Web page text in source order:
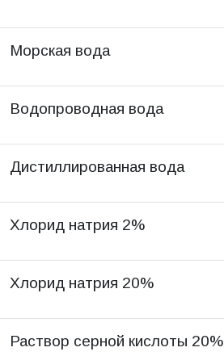
Морская вода
Водопроводная вода
Дистиллированная вода
Хлорид натрия 2%
Хлорид натрия 20%
Раствор серной кислоты 20%